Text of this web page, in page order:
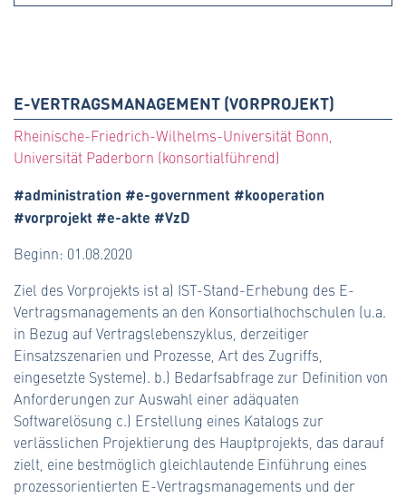
E-VERTRAGSMANAGEMENT (VORPROJEKT)
Rheinische-Friedrich-Wilhelms-Universität Bonn,
Universität Paderborn (konsortialführend)
#administration #e-government #kooperation
#vorprojekt #e-akte #VzD
Beginn: 01.08.2020
Ziel des Vorprojekts ist a) IST-Stand-Erhebung des E-
Vertragsmanagements an den Konsortialhochschulen (u.a.
in Bezug auf Vertragslebenszyklus, derzeitiger
Einsatzszenarien und Prozesse, Art des Zugriffs,
eingesetzte Systeme). b.) Bedarfsabfrage zur Definition von
Anforderungen zur Auswahl einer adäquaten
Softwarelösung c.) Erstellung eines Katalogs zur
verlässlichen Projektierung des Hauptprojekts, das darauf
zielt, eine bestmöglich gleichlautende Einführung eines
prozessorientierten E-Vertragsmanagements und der